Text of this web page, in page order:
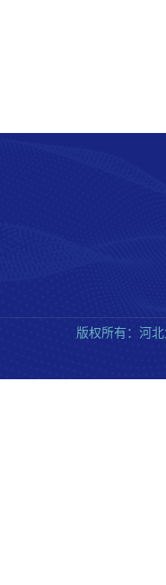
版权所有：河